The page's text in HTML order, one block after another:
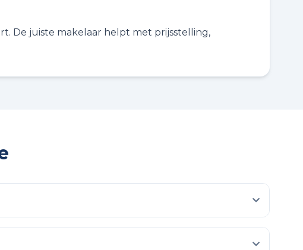
De juiste makelaar helpt met prijsstelling,